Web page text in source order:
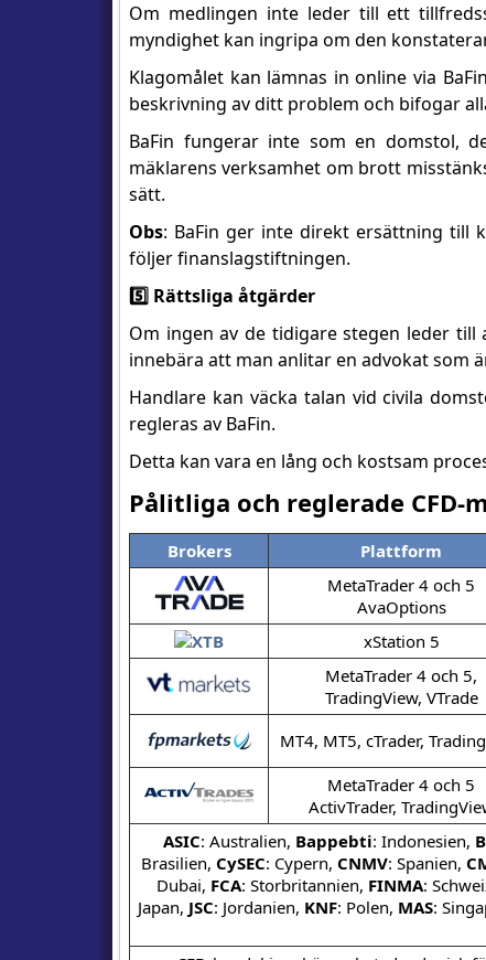
Om medlingen inte leder till ett
myndighet kan ingripa om den
Klagomålet kan lämnas in online via
beskrivning av ditt problem och bifogar
BaFin fungerar inte som en domstol,
mäklarens verksamhet om brott
sätt.
Obs: BaFin ger inte direkt ersättning till
följer finanslagstiftningen.
5️⃣ Rättsliga åtgärder
Om ingen av de tidigare stegen leder
innebära att man anlitar en advokat som
Handlare kan väcka talan vid civila
regleras av BaFin.
Detta kan vara en lång och kostsam
Pålitliga och reglerade CFD-
Brokers Plattform
MetaTrader 4 och 5
AvaOptions
xStation 5
MetaTrader 4 och 5,
TradingView, VTrade
MT4, MT5, cTrader,
MetaTrader 4 och 5
ActivTrader,
ASIC: Australien, Bappebti: Indonesien,
Brasilien, CySEC: Cypern, CNMV: Spanien,
Dubai, FCA: Storbritannien, FINMA:
Japan, JSC: Jordanien, KNF: Polen, MAS: